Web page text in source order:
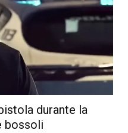
durante la
bossoli